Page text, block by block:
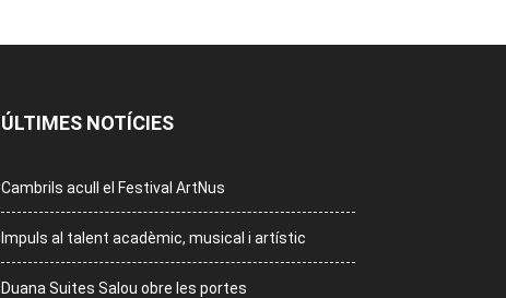
ÚLTIMES NOTÍCIES
Cambrils acull el Festival ArtNus
Impuls al talent acadèmic, musical i artístic
Duana Suites Salou obre les portes